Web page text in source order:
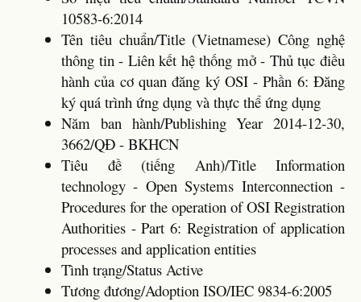
10583-6:2014
Tên tiêu chuẩn/Title (Vietnamese) Công nghệ
thông tin - Liên kết hệ thống mở - Thủ tục điều
hành của cơ quan đăng ký OSI - Phần 6: Đăng
ký quá trình ứng dụng và thực thể ứng dụng
Năm ban hành/Publishing Year 2014-12-30,
3662/QĐ - BKHCN
Tiêu đề (tiếng Anh)/Title Information
technology - Open Systems Interconnection -
Procedures for the operation of OSI Registration
Authorities - Part 6: Registration of application
processes and application entities
Tình trạng/Status Active
Tương đương/Adoption ISO/IEC 9834-6:2005